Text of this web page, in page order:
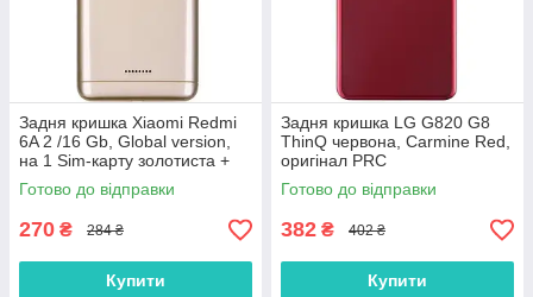
Задня кришка Xiaomi Redmi
6A 2 /16 Gb, Global version,
на 1 Sim-карту золотиста +
скло камери
Готово до відправки
270 ₴ 284 ₴
Купити
Задня кришка LG G820 G8
ThinQ червона, Carmine Red,
оригінал PRC
Готово до відправки
382 ₴ 402 ₴
Купити